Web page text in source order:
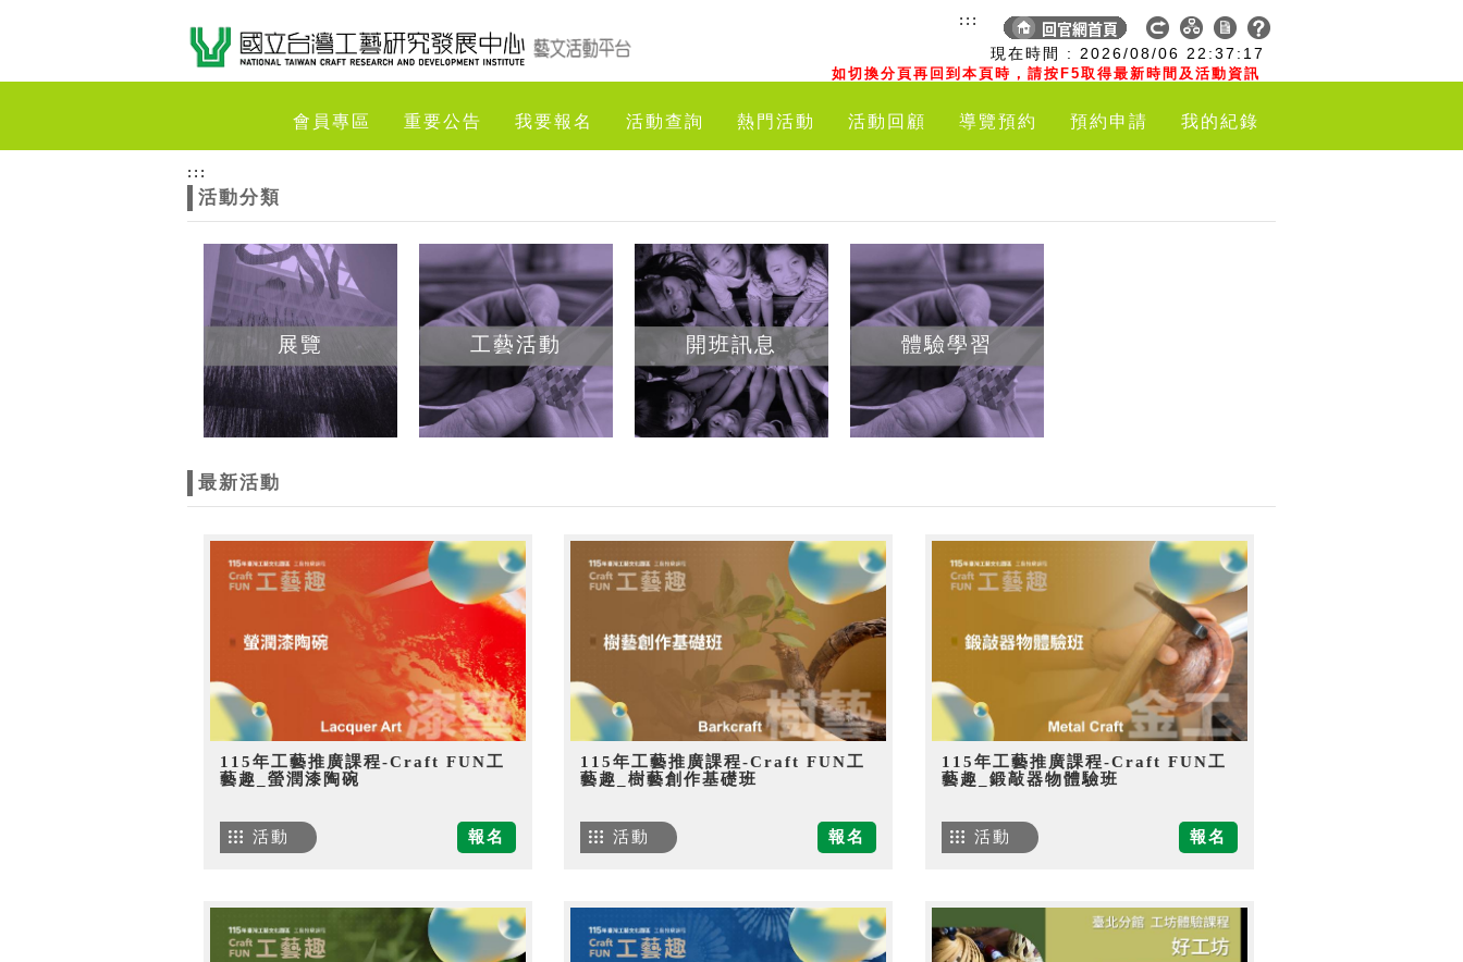
現在時間 : 2026/08/06 22:37:18
如切換分頁再回到本頁時，請按F5取得最新時間及活動資訊
:::
會員專區 重要公告 我要報名 活動查詢 熱門活動 活動回顧 導覽預約 預約申請 我的紀錄
:::
活動分類
展覽 工藝活動 開班訊息 體驗學習
最新活動
115年工藝推廣課程-Craft FUN工
藝趣_螢潤漆陶碗
報名
活動
115年工藝推廣課程-Craft FUN工
藝趣_樹藝創作基礎班
報名
活動
115年工藝推廣課程-Craft FUN工
藝趣_鍛敲器物體驗班
報名
活動